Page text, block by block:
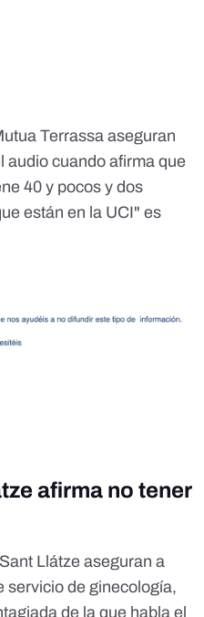
Terrassa aseguran
audio cuando afirma que
40 y pocos y dos
están en la UCI" es
afirma no tener
Llátze aseguran a
servicio de ginecología,
de la que habla el